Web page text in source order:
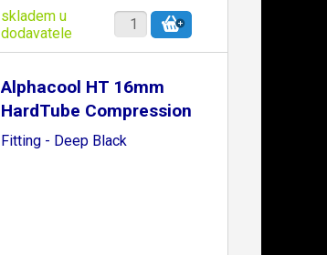
skladem u
dodavatele
Alphacool HT 16mm
HardTube Compression
Fitting - Deep Black